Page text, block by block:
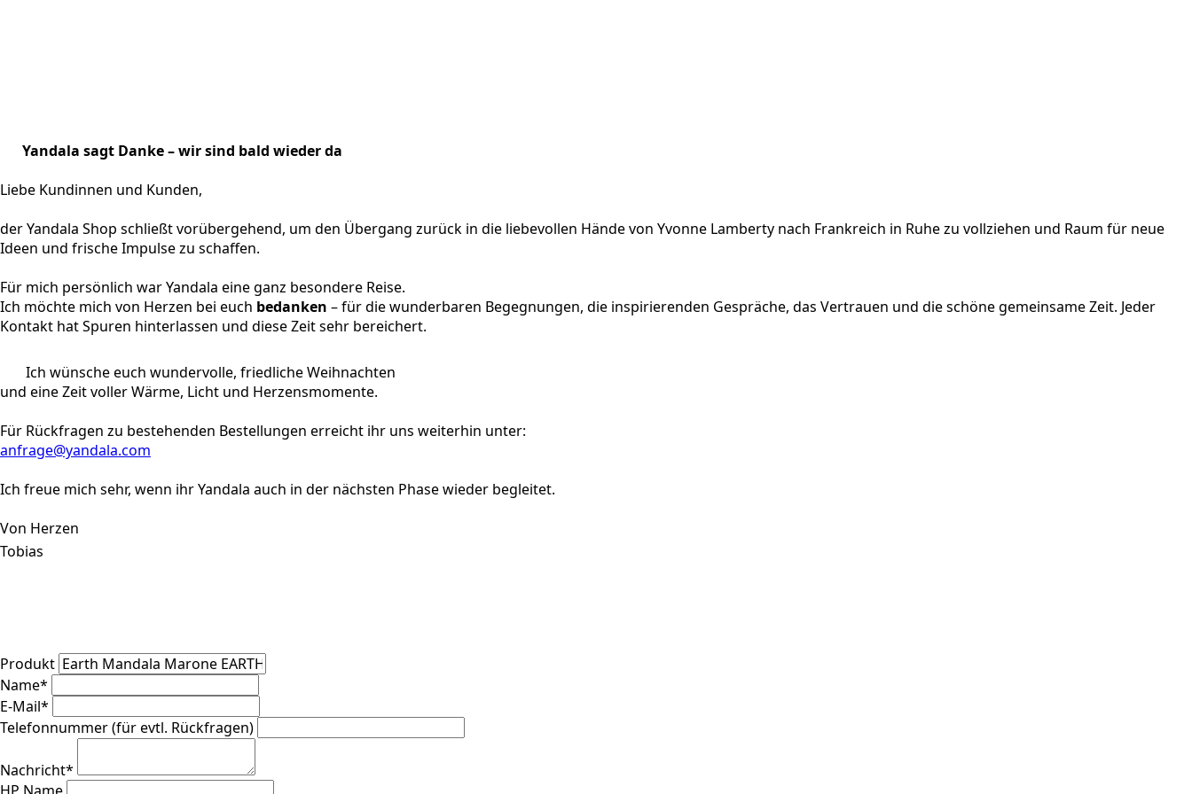
Yandala sagt Danke – wir sind bald wieder da
Liebe Kundinnen und Kunden,
der Yandala Shop schließt vorübergehend, um den Übergang zurück in die liebevollen Hände von Yvonne Lamberty nach Frankreich in Ruhe zu vollziehen und Raum für neue
Ideen und frische Impulse zu schaffen.
Für mich persönlich war Yandala eine ganz besondere Reise.
Ich möchte mich von Herzen bei euch bedanken – für die wunderbaren Begegnungen, die inspirierenden Gespräche, das Vertrauen und die schöne gemeinsame Zeit. Jeder
Kontakt hat Spuren hinterlassen und diese Zeit sehr bereichert.
Ich wünsche euch wundervolle, friedliche Weihnachten
und eine Zeit voller Wärme, Licht und Herzensmomente.
Für Rückfragen zu bestehenden Bestellungen erreicht ihr uns weiterhin unter:
anfrage@yandala.com
Ich freue mich sehr, wenn ihr Yandala auch in der nächsten Phase wieder begleitet.
Von Herzen
Tobias
Produkt
Name*
E-Mail*
Telefonnummer (für evtl. Rückfragen)
Nachricht*